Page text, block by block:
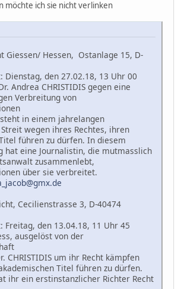
möchte ich sie nicht verlinken
Giessen/ Hessen, Ostanlage 15, D-
Dienstag, den 27.02.18, 13 Uhr 00
Andrea CHRISTIDIS gegen eine
Verbreitung von
steht in einem jahrelangen
wegen ihres Rechtes, ihren
führen zu dürfen. In diesem
hat eine Journalistin, die mutmasslich
zusammenlebt,
über sie verbreitet.
Cecilienstrasse 3, D-40474
Freitag, den 13.04.18, 11 Uhr 45
ausgelöst von der
CHRISTIDIS um ihr Recht kämpfen
Titel führen zu dürfen.
ihr ein erstinstanzlicher Richter Recht